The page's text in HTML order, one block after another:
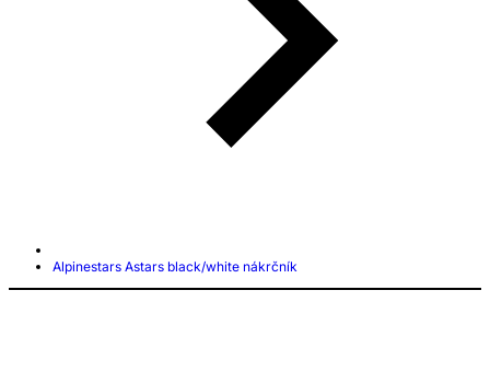
Alpinestars Astars black/white nákrčník